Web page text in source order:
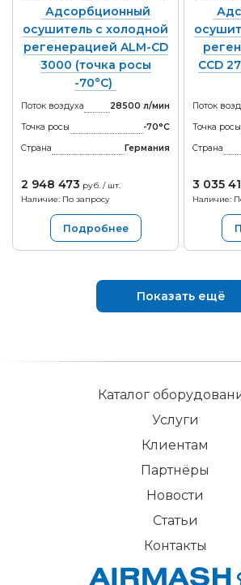
Адсорбционный
осушитель с холодной
регенерацией ALM-CD
3000 (точка росы
-70°С)
Поток воздуха
28500 л/мин
Точка росы
-70°С
Страна
Германия
2 948 473 руб. / шт.
Наличие: По запросу
Подробнее
CCD
Поток
Точка росы
Страна
3 035
Наличие:
Показать ещё
Каталог
Услуги
Клиентам
Партнёры
Новости
Статьи
Контакты